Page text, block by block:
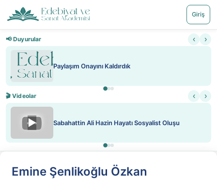
Giriş
📢 Duyurular ‹ ›
Paylaşım Onayını Kaldırdık
🎬 Videolar ‹ ›
▶ Sabahattin Ali Hazin Hayatı Sosyalist Oluşu
Emine Şenlikoğlu Özkan